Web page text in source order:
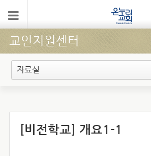
교인지원센터
자료실
[비전학교] 개요1-1